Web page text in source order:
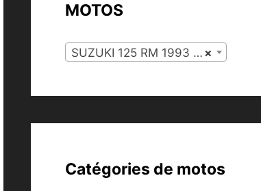
MOTOS
×
SUZUKI 125 RM 1993 (127)
Catégories de motos